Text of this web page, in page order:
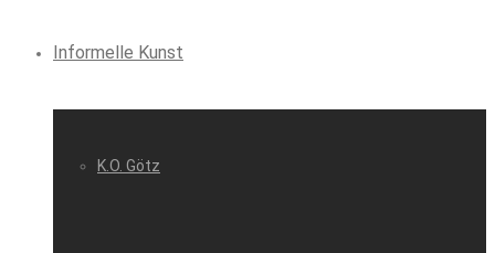
Informelle Kunst
K.O. Götz